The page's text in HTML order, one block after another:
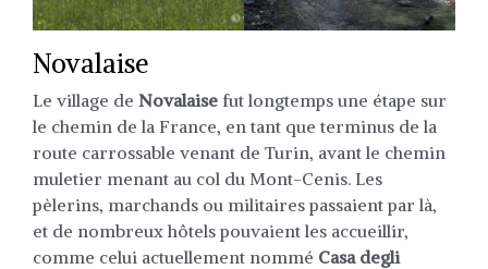
Novalaise
Le village de Novalaise fut longtemps une étape sur
le chemin de la France, en tant que terminus de la
route carrossable venant de Turin, avant le chemin
muletier menant au col du Mont-Cenis. Les
pèlerins, marchands ou militaires passaient par là,
et de nombreux hôtels pouvaient les accueillir,
comme celui actuellement nommé Casa degli